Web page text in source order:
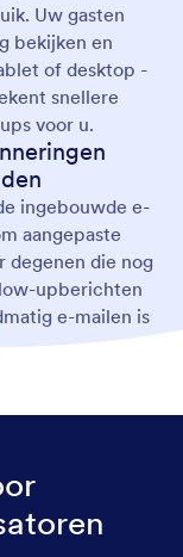
Uw gasten
bekijken en
of desktop -
snellere
voor u.
ingebouwde e-
aangepaste
degenen die nog
upberichten
e-mailen is